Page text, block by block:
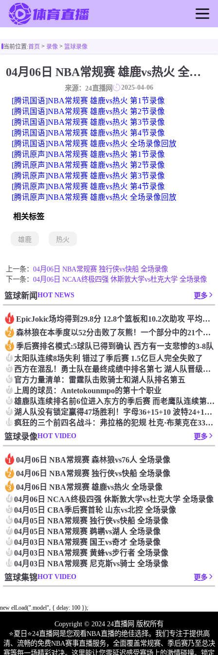
足球直播
足球录像
足球新闻
篮球新闻
当前位置:首页> 录像 > 篮球录像
04月06日 NBA常规赛 雄鹿vs热火 全场录像
来源：24直播网 2025-04-06
[腾讯国语]NBA常规赛 雄鹿vs热火 第1节录像
[腾讯国语]NBA常规赛 雄鹿vs热火 第2节录像
[腾讯国语]NBA常规赛 雄鹿vs热火 第3节录像
[腾讯国语]NBA常规赛 雄鹿vs热火 第4节录像
[腾讯国语]NBA常规赛 雄鹿vs热火 全场录像回放
[腾讯原声]NBA常规赛 雄鹿vs热火 第1节录像
[腾讯原声]NBA常规赛 雄鹿vs热火 第2节录像
[腾讯原声]NBA常规赛 雄鹿vs热火 第3节录像
[腾讯原声]NBA常规赛 雄鹿vs热火 第4节录像
[腾讯原声]NBA常规赛 雄鹿vs热火 全场录像回放
相关标签
雄鹿 热火
上一条： 04月06日 NBA常规赛 独行侠vs快船 全场录像
下一条： 04月06日 NCAA终极四强 休斯敦大学vs杜克大学 全场录像
篮球新闻HOT NEWS 更多
1 Epic️Jokic场均得到29.8分 12.8个篮板和10.2次助攻 平均三双很容易吗？
2 森林狼在本季度以52分击败了灰熊！一个部分中的21个中有18个！骑着摇头丸的战士第六 湖船不舒服
3 季后赛排名模式:5球队已得到确认 西方有一支悲惨的3-8队
4 太阳队连续8场失利 错过了季后赛 1.5亿巨人完全失败了
5 西方在混乱！勇士队在最终成绩中排名第七 湖人队晋级季后赛 火箭向快船送了礼物
6 官方力量清单：雷霆队击败骑士和湖人队排名第五
7 上周的球员：Antetokounmpo的第十个职业
8 雄鹿队连续排名前6位进入东方的季后赛 而老鹰队连续第四年在季后赛中踢球
9 湖人队没有锁定赢得47场胜利！字母36+15+10 波特24+12+8 42胜利以锁定季后赛
10 疯狂的三个前四名战斗：弗拉格的犯规 杜克·布莱克在33秒的惊喜中出现了
篮球录像HOT VIDEO 更多
1 04月06日 NBA常规赛 森林狼vs76人 全场录像
2 04月06日 NBA常规赛 独行侠vs快船 全场录像
3 04月06日 NBA常规赛 雄鹿vs热火 全场录像
4 04月06日 NCAA终极四强 休斯敦大学vs杜克大学 全场录像
5 04月05日 CBA季后赛首轮 山东vs北控 全场录像
6 04月05日 NBA常规赛 独行侠vs快船 全场录像
7 04月05日 NBA常规赛 鹈鹕vs湖人 全场录像
8 04月03日 NBA常规赛 国王vs奇才 全场录像
9 04月03日 NBA常规赛 黄蜂vs步行者 全场录像
1004月03日 NBA常规赛 尼克斯vs骑士 全场录像
篮球集锦HOT VIDEO 更多
new elLoad(".model", { delay: 100 });
Copyright © 2024 24直播网 版权所有
⭐️夏日⭐24直播网是您观看NBA直播的绝佳选择。我们专注于提供高
清、流畅的免费NBA赛事直播服务，全面覆盖常规赛、季后赛乃至总决
赛等每一场精彩对决。这里能让您零延迟感受赛场上的激情碰撞。锁定